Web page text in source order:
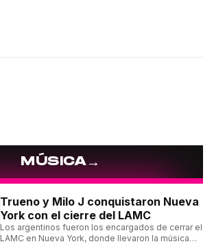
MÚSICA→
Trueno y Milo J conquistaron Nueva
York con el cierre del LAMC
Los argentinos fueron los encargados de cerrar el
LAMC en Nueva York, donde llevaron la música